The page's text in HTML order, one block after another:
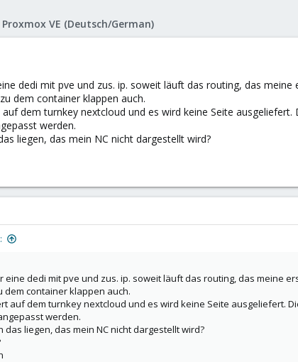
Proxmox VE (Deutsch/German)
dedi mit pve und zus. ip. soweit läuft das routing, das
dem container klappen auch.
dem turnkey nextcloud und es wird keine Seite
werden.
liegen, das mein NC nicht dargestellt wird?
eine dedi mit pve und zus. ip. soweit läuft das routing, das meine
dem container klappen auch.
auf dem turnkey nextcloud und es wird keine Seite ausgeliefert.
werden.
das liegen, das mein NC nicht dargestellt wird?